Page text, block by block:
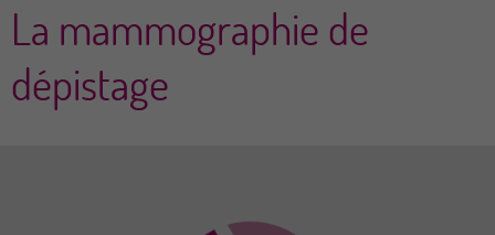
La mammographie de
dépistage